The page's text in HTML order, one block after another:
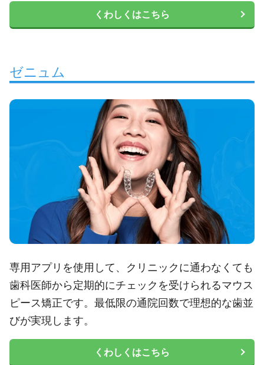
くわしくはこちら
ゼニュム
専用アプリを使用して、クリニックに通わなくても
歯科医師から定期的にチェックを受けられるマウス
ピース矯正です。最低限の通院回数で理想的な歯並
びが実現します。
くわしくはこちら